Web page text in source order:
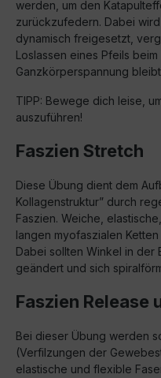
werden, um den
zurückzufedern. Dabei
dynamisch freigesetzt,
Loslassen eines Pfeils
Ganzkörperspannung
TIPP: Bewege dich leise,
auszuführen!
Faszien Stretch
Diese Übung dient dem
Kollagenstruktur” durch
Faszien. Weiche,
langen myofaszialen
Dabei sollten Winkel in der
geändert und sich
Faszien Release
Bei dieser Übung werden
(Verfilzungen der
elastische und flexible